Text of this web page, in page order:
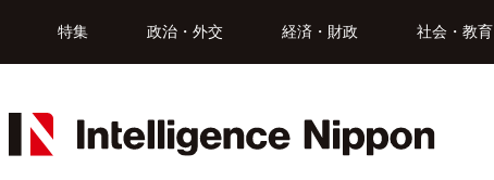
特集 政治・外交 経済・財政 社会・教育